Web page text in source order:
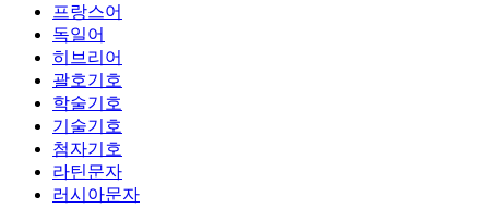
프랑스어
독일어
히브리어
괄호기호
학술기호
기술기호
첨자기호
라틴문자
러시아문자